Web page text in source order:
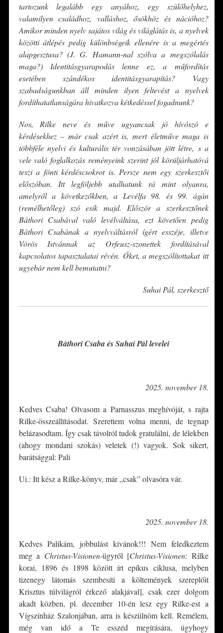
tartozunk legalább egy anyához, egy szülőhelyhez,
valamilyen családhoz, valláshoz, ősökhöz és nációhoz?
Amikor minden nyelv sajátos világ és világlátás is, a nyelvek
közötti átlépés pedig különbségeik ellenére is a megértés
alapgesztusa? (J. G. Hamann-nal szólva a megszólalás
maga?) Identitásgyarapodás lenne ez, a műfordítás
esetében szándékos identitásgyarapítás? Vagy
szabadságunkban áll minden ilyen feltevést a nyelvek
fordíthatatlanságára hivatkozva kétkedéssel fogadnunk?
Nos, Rilke neve és műve ugyancsak jó hívószó e
kérdésekhez – már csak azért is, mert életműve maga is
többféle nyelvi és kulturális tér vonzásában jött létre, s a
vele való foglalkozás reményeink szerint jól körüljárhatóvá
teszi a fönti kérdéscsokrot is. Persze nem egy szerkesztői
előszóban. Itt legföljebb utalhatunk rá mint olyanra,
amelyről a következőkben, a Levélfa 98. és 99. ágán
(remélhetőleg) szó esik majd. Először a szerkesztőnek
Báthori Csabával való levélváltása, ezt követően pedig
Báthori Csabának a nyelvváltásról ígért esszéje, illetve
Vörös Istvánnak az Orfeusz-szonettek fordításával
kapcsolatos tapasztalatai révén. Őket, a megszólítottakat itt
ugyebár nem kell bemutatni?
Suhai Pál, szerkesztő
Báthori Csaba és Suhai Pál levelei
2025. november 18.
Kedves Csaba! Olvasom a Parnasszus meghívóját, s rajta
Rilke-összeállításodat. Szerettem volna menni, de tegnap
belázasodtam. Így csak távolról tudok gratulálni, de lélekben
(ahogy mondani szokás) veletek (!) vagyok. Sok sikert,
barátsággal: Pali
Ui.: Itt kész a Rilke-könyv, már „csak” olvasóra vár.
2025. november 18.
Kedves Palikám, jobbulást kívánok!!! Nem feledkeztem
meg a Christus-Visionen-ügyről [Christus-Visionen: Rilke
korai, 1896 és 1898 között írt epikus ciklusa, melyben
tizenegy látomás szembesíti a költemények szereplőit
Krisztus túlvilágról érkező alakjával], csak ezer dolgom
akadt közben, pl. december 10-én lesz egy Rilke-est a
Vígszínház Szalonjában, arra is készülnöm kell. Remélem,
még van idő a Te esszéd megírására, úgyhogy